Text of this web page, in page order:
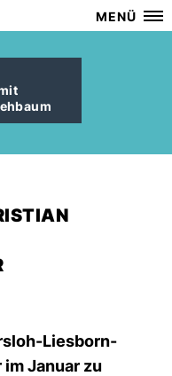
MENÜ
Liesborn-
Januar zu